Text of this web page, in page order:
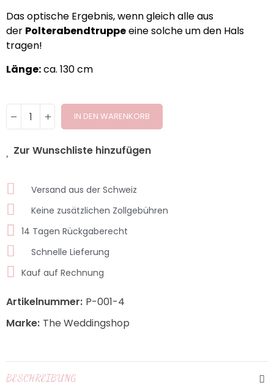
Das optische Ergebnis, wenn gleich alle aus
der Polterabendtruppeeine solche um den Hals
tragen!
Länge:ca. 130 cm
IN DEN WARENKORB
Zur Wunschliste hinzufügen
Versand aus der Schweiz
Keine zusätzlichen Zollgebühren
14 Tagen Rückgaberecht
Schnelle Lieferung
Kauf auf Rechnung
Artikelnummer: P-001-4
Marke: The Weddingshop
BESCHREIBUNG